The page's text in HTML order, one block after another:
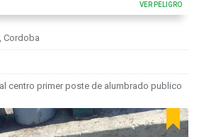
VER PELIGRO
Cordoba
centro primer poste de alumbrado publico